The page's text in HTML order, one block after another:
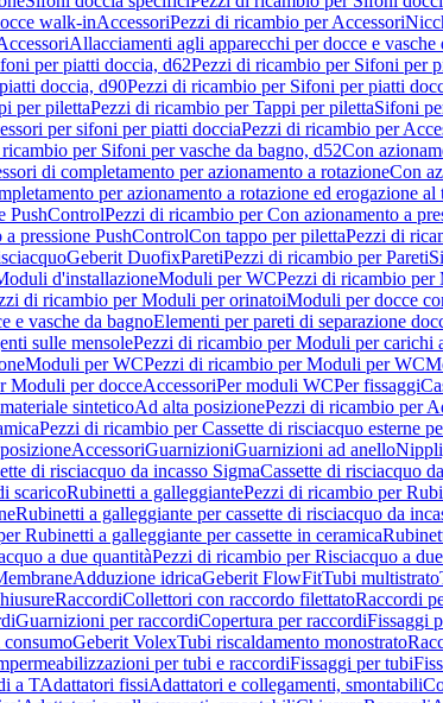
walk-inAccessoriPezzi di ricambio per Accessori
Allacciamenti agli apparecchi per docce e vasche
per piatti doccia, d62Pezzi di ricambio per Sifoni per
doccia, d90Pezzi di ricambio per Sifoni per piatti
per pilettaPezzi di ricambio per Tappi per pilettaSifoni
per sifoni per piatti docciaPezzi di ricambio per
per Sifoni per vasche da bagno, d52Con
di completamento per azionamento a rotazioneCon
per azionamento a rotazione ed erogazione
PushControlPezzi di ricambio per Con azionamento a
pressione PushControlCon tappo per pilettaPezzi di
Geberit DuofixParetiPezzi di ricambio per Pareti
d'installazioneModuli per WCPezzi di ricambio
di ricambio per Moduli per orinatoiModuli per docce
e vasche da bagnoElementi per pareti di separazione
sulle mensolePezzi di ricambio per Moduli per carichi
Moduli per WCPezzi di ricambio per Moduli per WC
Moduli per docceAccessoriPer moduli WCPer fissaggi
sinteticoAd alta posizionePezzi di ricambio per
Pezzi di ricambio per Cassette di risciacquo esterne
AccessoriGuarnizioniGuarnizioni ad anello
di risciacquo da incasso SigmaCassette di risciacquo
scaricoRubinetti a galleggiantePezzi di ricambio per
Rubinetti a galleggiante per cassette di risciacquo da
Rubinetti a galleggiante per cassette in ceramica
a due quantitàPezzi di ricambio per Risciacquo a
Adduzione idricaGeberit FlowFitTubi multistrato
RaccordiCollettori con raccordo filettatoRaccordi
Guarnizioni per raccordiCopertura per raccordiFissaggi
Geberit VolexTubi riscaldamento monostrato
per tubi e raccordiFissaggi per tubi
a TAdattatori fissiAdattatori e collegamenti, smontabili